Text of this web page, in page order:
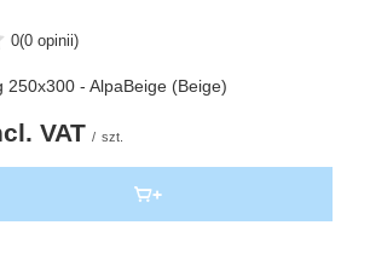
0(0 opinii)
250x300 - AlpaBeige (Beige)
VAT / szt.